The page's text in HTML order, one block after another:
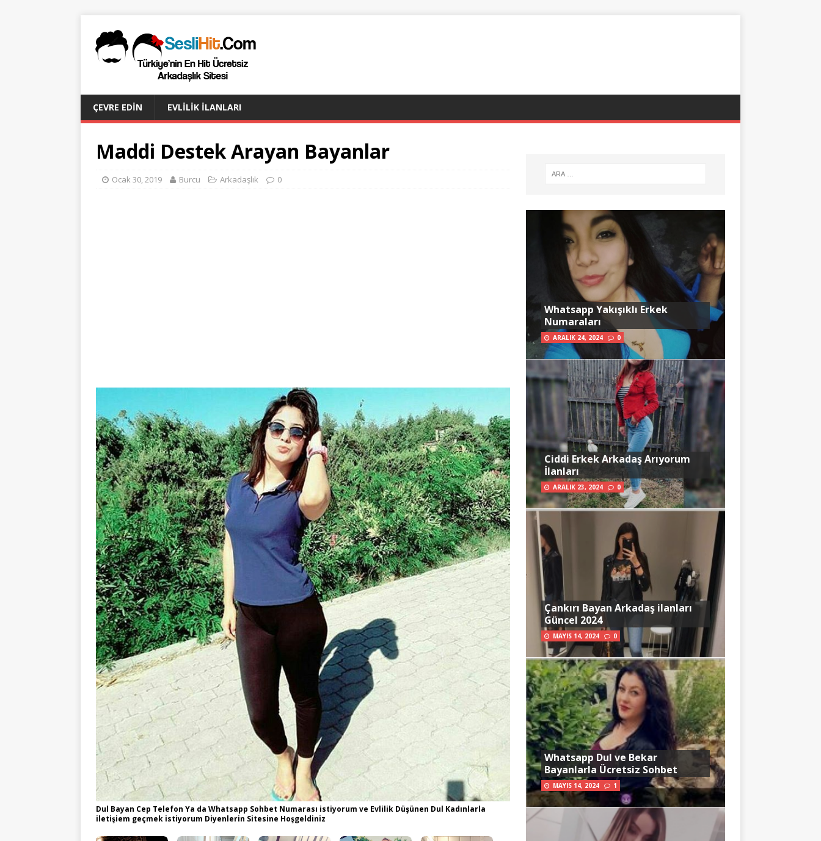
ÇEVRE EDIN EVLILIK İLANLARI
Maddi Destek Arayan Bayanlar
Ocak 30, 2019 Burcu Arkadaşlık 0
Dul Bayan Cep Telefon Ya da Whatsapp Sohbet Numarası istiyorum ve Evlilik Düşünen Dul Kadınlarla
iletişiem geçmek istiyorum Diyenlerin Sitesine Hoşgeldiniz
Whatsapp Yakışıklı Erkek
Numaraları
ARALIK 24, 2024 0
Ciddi Erkek Arkadaş Arıyorum
İlanları
ARALIK 23, 2024 0
Çankırı Bayan Arkadaş ilanları
Güncel 2024
MAYIS 14, 2024 0
Whatsapp Dul ve Bekar
Bayanlarla Ücretsiz Sohbet
MAYIS 14, 2024 1